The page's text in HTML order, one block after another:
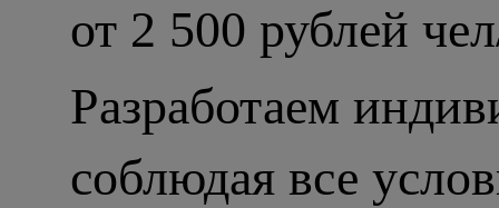
от 2 500 рублей
Разработаем
соблюдая все